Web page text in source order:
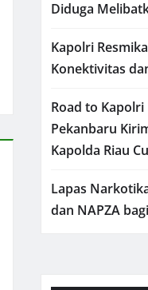
Diduga
Kapolri
Konektivitas
Road to Kapolri
Pekanbaru
Kapolda Riau
Lapas
dan NAPZA